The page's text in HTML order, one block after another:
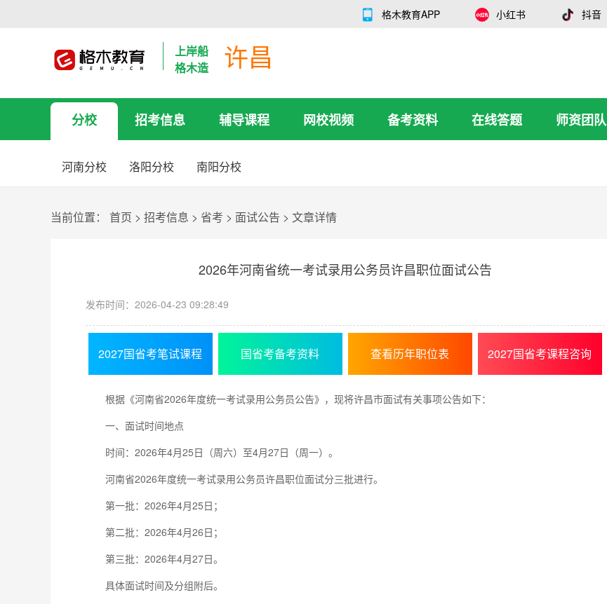
格木教育APP 小红书 抖音
上岸船
格木造
许昌
分校 招考信息 辅导课程 网校视频 备考资料 在线答题 师资团队
河南分校 洛阳分校 南阳分校
当前位置： 首页 > 招考信息 > 省考 > 面试公告 > 文章详情
2026年河南省统一考试录用公务员许昌职位面试公告
发布时间：2026-04-23 09:28:49
2027国省考笔试课程 国省考备考资料 查看历年职位表 2027国省考课程咨询
根据《河南省2026年度统一考试录用公务员公告》，现将许昌市面试有关事项公告如下：
一、面试时间地点
时间：2026年4月25日（周六）至4月27日（周一）。
河南省2026年度统一考试录用公务员许昌职位面试分三批进行。
第一批：2026年4月25日；
第二批：2026年4月26日；
第三批：2026年4月27日。
具体面试时间及分组附后。